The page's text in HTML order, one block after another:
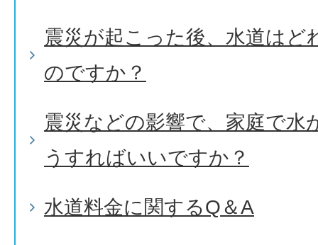
震災が起こった後、水道はど
のですか？
震災などの影響で、家庭で水
うすればいいですか？
水道料金に関するQ＆A